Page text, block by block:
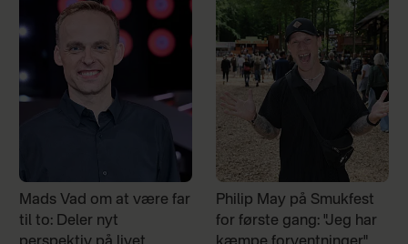
Mads Vad om at være far
til to: Deler nyt
Philip May på Smukfest
for første gang: "Jeg har